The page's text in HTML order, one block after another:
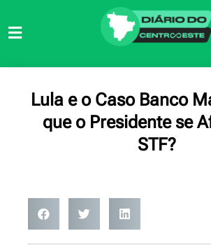
para
Lula e o Caso Banco
que o Presidente se
STF?